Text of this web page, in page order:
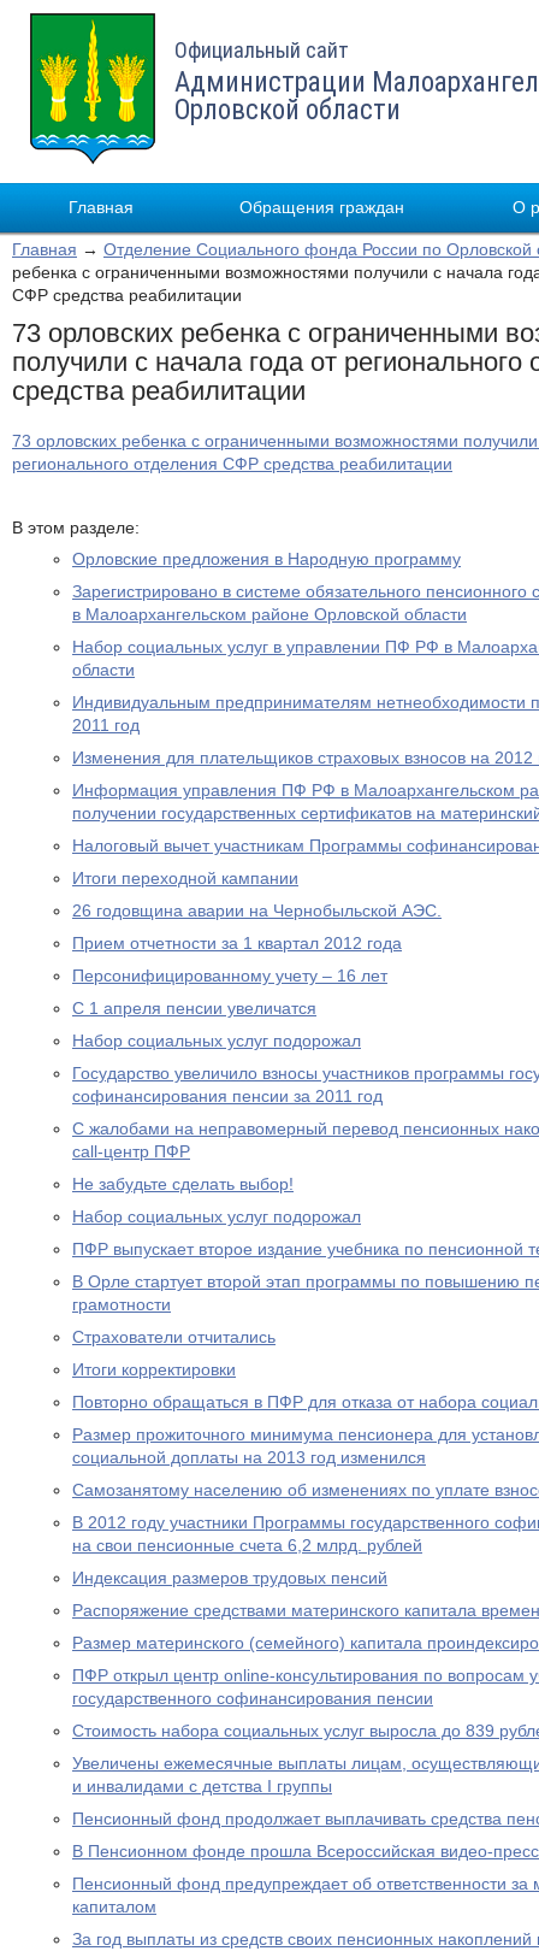
Официальный сайт
Администрации
Орловской области
Главная Обращения граждан О
Главная → Отделение Социального фонда России по Орловской
ребенка с ограниченными возможностями получили с начала
СФР средства реабилитации
73 орловских ребенка с ограниченными
получили с начала года от
средства реабилитации
73 орловских ребенка с ограниченными возможностями
регионального отделения СФР средства реабилитации
В этом разделе:
Орловские предложения в Народную программу
Зарегистрировано в системе обязательного
в Малоархангельском районе Орловской области
Набор социальных услуг в управлении ПФ РФ в
области
Индивидуальным предпринимателям нетнеобходимости
2011 год
Изменения для плательщиков страховых взносов на 2012
Информация управления ПФ РФ в Малоархангельском
получении государственных сертификатов на
Налоговый вычет участникам Программы
Итоги переходной кампании
26 годовщина аварии на Чернобыльской АЭС.
Прием отчетности за 1 квартал 2012 года
Персонифицированному учету – 16 лет
С 1 апреля пенсии увеличатся
Набор социальных услуг подорожал
Государство увеличило взносы участников программы
софинансирования пенсии за 2011 год
С жалобами на неправомерный перевод пенсионных
call-центр ПФР
Не забудьте сделать выбор!
Набор социальных услуг подорожал
ПФР выпускает второе издание учебника по пенсионной
В Орле стартует второй этап программы по повышению
грамотности
Страхователи отчитались
Итоги корректировки
Повторно обращаться в ПФР для отказа от набора
Размер прожиточного минимума пенсионера для
социальной доплаты на 2013 год изменился
Самозанятому населению об изменениях по уплате
В 2012 году участники Программы государственного
на свои пенсионные счета 6,2 млрд. рублей
Индексация размеров трудовых пенсий
Распоряжение средствами материнского капитала
Размер материнского (семейного) капитала
ПФР открыл центр online-консультирования по вопросам
государственного софинансирования пенсии
Стоимость набора социальных услуг выросла до 839
Увеличены ежемесячные выплаты лицам,
и инвалидами с детства I группы
Пенсионный фонд продолжает выплачивать средства
В Пенсионном фонде прошла Всероссийская видео-
Пенсионный фонд предупреждает об ответственности
капиталом
За год выплаты из средств своих пенсионных накоплений